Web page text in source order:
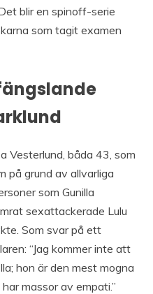
blir en spinoff-serie
som tagit examen
Vesterlund, båda 43, som
på grund av allvarliga
som Gunilla
sexattackerade Lulu
Som svar på ett
“Jag kommer inte att
hon är den mest mogna
massor av empati.”